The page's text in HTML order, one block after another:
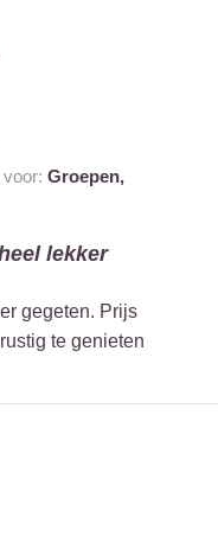
Groepen,
lekker
gegeten. Prijs
te genieten